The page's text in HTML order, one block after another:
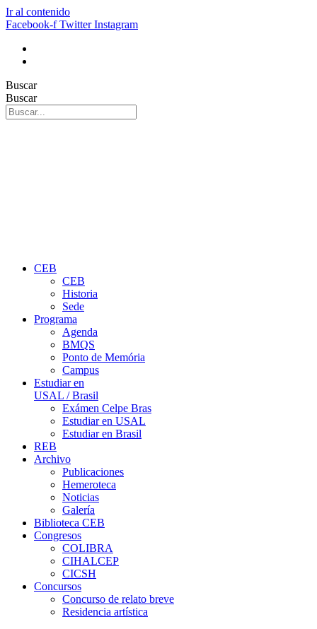
Ir al contenido
Facebook-f Twitter Instagram
Buscar
Buscar
CEB
CEB
Historia
Sede
Programa
Agenda
BMQS
Ponto de Memória
Campus
Estudiar en
USAL / Brasil
Exámen Celpe Bras
Estudiar en USAL
Estudiar en Brasil
REB
Archivo
Publicaciones
Hemeroteca
Noticias
Galería
Biblioteca CEB
Congresos
COLIBRA
CIHALCEP
CICSH
Concursos
Concurso de relato breve
Residencia artística